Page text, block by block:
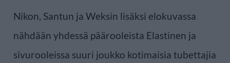
Nikon, Santun ja Weksin lisäksi elokuvassa
nähdään yhdessä päärooleista Elastinen ja
sivurooleissa suuri joukko kotimaisia tubettajia